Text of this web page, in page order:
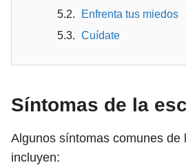
Enfrenta tus miedos
Cuídate
Síntomas de la
Algunos síntomas comunes de
incluyen: